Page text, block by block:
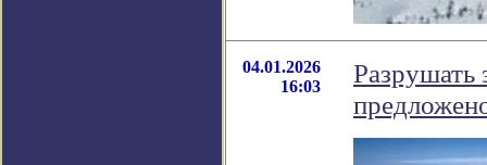
04.01.2026
16:03
Разрушать